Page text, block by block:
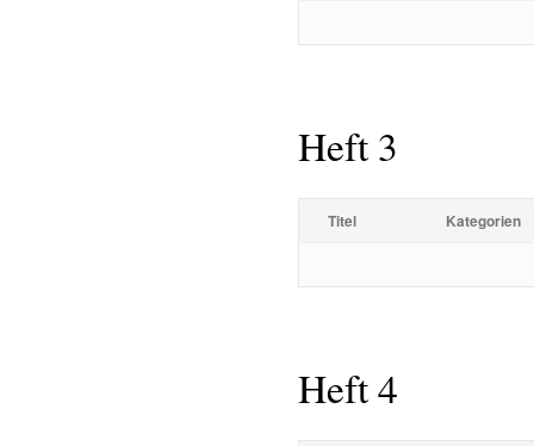
Heft 3
Titel Kategorien
Heft 4